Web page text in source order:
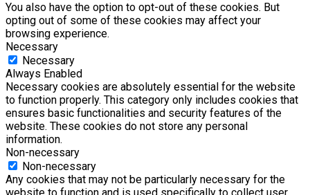
You also have the option to opt-out of these cookies. But
opting out of some of these cookies may affect your
browsing experience.
Necessary
Necessary
Always Enabled
Necessary cookies are absolutely essential for the website
to function properly. This category only includes cookies that
ensures basic functionalities and security features of the
website. These cookies do not store any personal
information.
Non-necessary
Non-necessary
Any cookies that may not be particularly necessary for the